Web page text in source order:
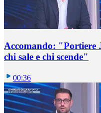
Accomando: "Portiere
chi sale e chi scende"
00:36